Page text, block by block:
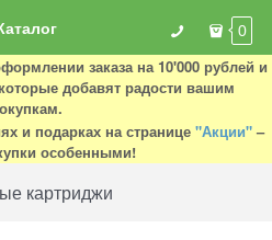
0
заказа на 10'000 рублей и
добавят радости вашим
и подарках на странице "Акции" –
особенными!
картриджи